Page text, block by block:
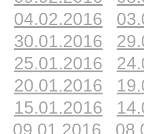
04.02.2016
30.01.2016
25.01.2016
20.01.2016
15.01.2016
09.01.2016